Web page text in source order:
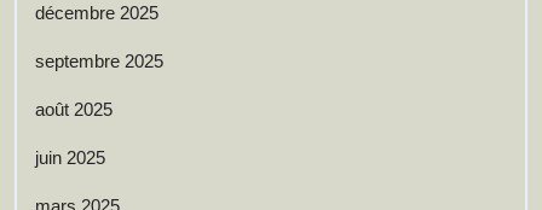
décembre 2025
septembre 2025
août 2025
juin 2025
mars 2025